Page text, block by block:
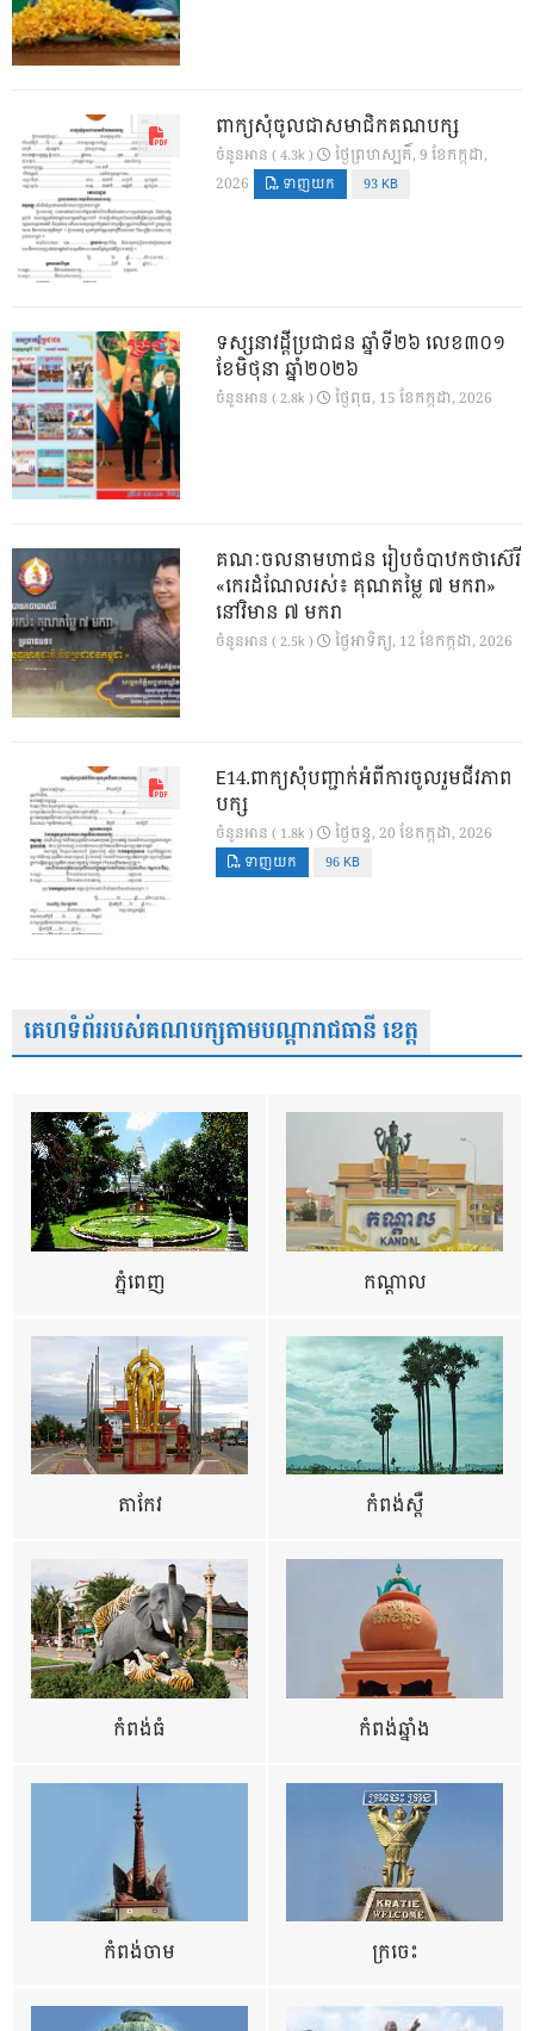
ពាក្យសុំចូលជាសមាជិកគណបក្ស
ចំនួនអាន ( 4.3k )
ថ្ងៃ​ព្រហស្បតិ៍, 9 ខែ​កក្កដា,
2026
ទាញយក 93 KB
ទស្សនាវដ្ដីប្រជាជន ឆ្នាំទី២៦ លេខ៣០១
ខែមិថុនា ឆ្នាំ២០២៦
ចំនួនអាន ( 2.8k ) ថ្ងៃ​ពុធ, 15 ខែ​កក្កដា, 2026
គណៈចលនាមហាជន រៀបចំបាឋកថាស៊េរី
«កេរដំណែលរស់៖ គុណតម្លៃ ៧ មករា»
នៅវិមាន ៧ មករា
ចំនួនអាន ( 2.5k ) ថ្ងៃ​អាទិត្យ, 12 ខែ​កក្កដា, 2026
E14.ពាក្យសុំបញ្ជាក់អំពីការចូលរួមជីវភាព
បក្ស
ចំនួនអាន ( 1.8k ) ថ្ងៃ​ចន្ទ, 20 ខែ​កក្កដា, 2026
ទាញយក 96 KB
គេហទំព័ររបស់គណបក្សតាមបណ្តារាជធានី ខេត្ត
ភ្នំពេញ កណ្តាល
តាកែវ កំពង់ស្ពឺ
កំពង់ធំ កំពង់ឆ្នាំង
កំពង់ចាម ក្រចេះ